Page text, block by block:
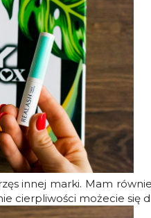
innej marki. Mam
cierpliwości możecie się